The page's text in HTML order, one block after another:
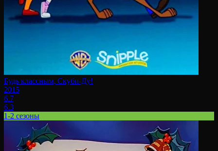
Будь классным, Скуби-Ду!
2015
6.7
6.3
1-2 сезоны